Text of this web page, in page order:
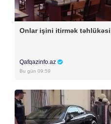
Onlar işini itirmək təhlükəsi
Qafqazinfo.az
Bu gün 09:59